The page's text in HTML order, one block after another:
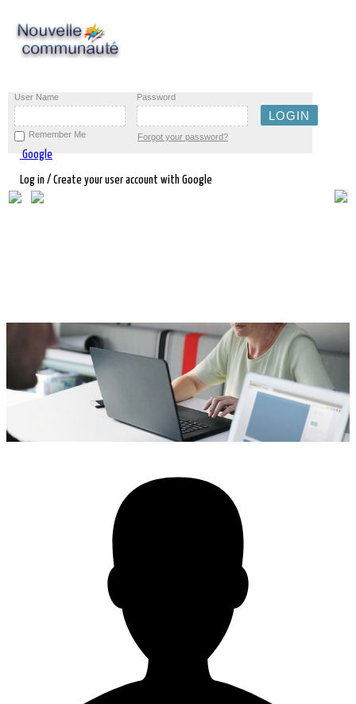
User Name Password
Remember Me Forgot your password?
Google
Log in / Create your user account with Google